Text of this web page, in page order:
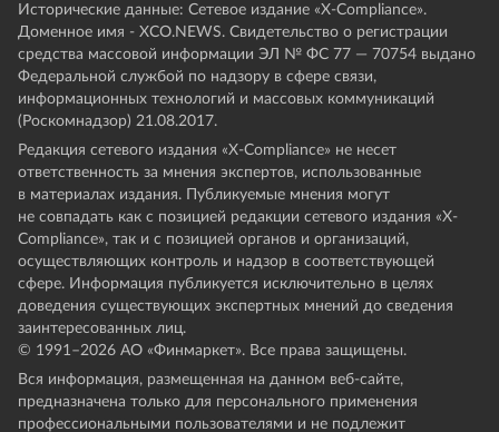
Исторические данные: Сетевое издание «Х-Compliance».
Доменное имя - XCO.NEWS. Свидетельство о регистрации
средства массовой информации ЭЛ № ФС 77 — 70754 выдано
Федеральной службой по надзору в сфере связи,
информационных технологий и массовых коммуникаций
(Роскомнадзор) 21.08.2017.
Редакция сетевого издания «X-Compliance» не несет
ответственность за мнения экспертов, использованные
в материалах издания. Публикуемые мнения могут
не совпадать как с позицией редакции сетевого издания «X-
Compliance», так и с позицией органов и организаций,
осуществляющих контроль и надзор в соответствующей
сфере. Информация публикуется исключительно в целях
доведения существующих экспертных мнений до сведения
заинтересованных лиц.
© 1991–2026 АО «Финмаркет». Все права защищены.
Вся информация, размещенная на данном веб-сайте,
предназначена только для персонального применения
профессиональными пользователями и не подлежит